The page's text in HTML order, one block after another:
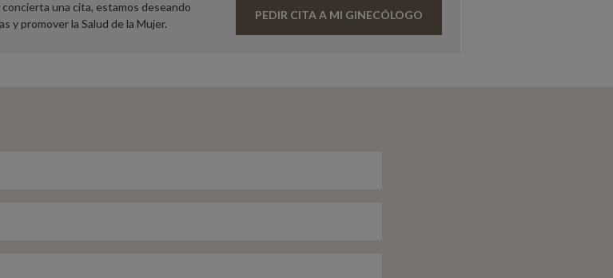
una cita, estamos deseando
y promover la Salud de la Mujer.
PEDIR CITA A MI GINECÓLOGO